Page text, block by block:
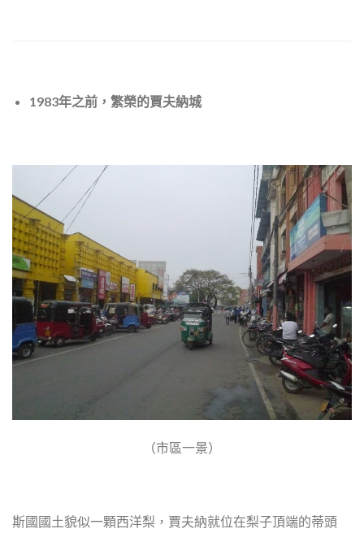
1983年之前，繁榮的賈夫納城
（市區一景）
斯國國土貌似一顆西洋梨，賈夫納就位在梨子頂端的蒂頭